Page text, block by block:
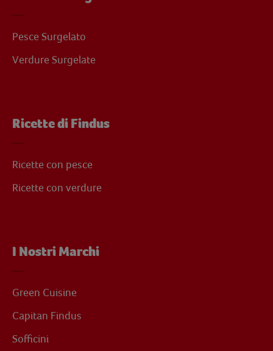
Pesce Surgelato
Verdure Surgelate
Ricette di Findus
Ricette con pesce
Ricette con verdure
I Nostri Marchi
Green Cuisine
Capitan Findus
Sofficini